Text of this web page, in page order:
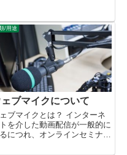
と覆う形状になっています。
うすることにより、音漏れを...
/用途
ェブマイクについて
ブマイクとは？ インターネ
を介した動画配信が一般的に
につれ、オンラインセミナー